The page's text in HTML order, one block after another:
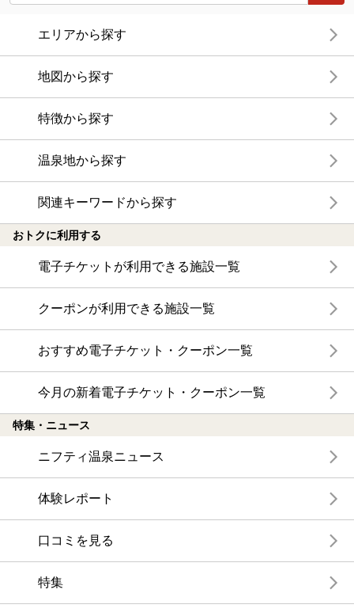
エリアから探す
地図から探す
特徴から探す
温泉地から探す
関連キーワードから探す
おトクに利用する
電子チケットが利用できる施設一覧
クーポンが利用できる施設一覧
おすすめ電子チケット・クーポン一覧
今月の新着電子チケット・クーポン一覧
特集・ニュース
ニフティ温泉ニュース
体験レポート
口コミを見る
特集